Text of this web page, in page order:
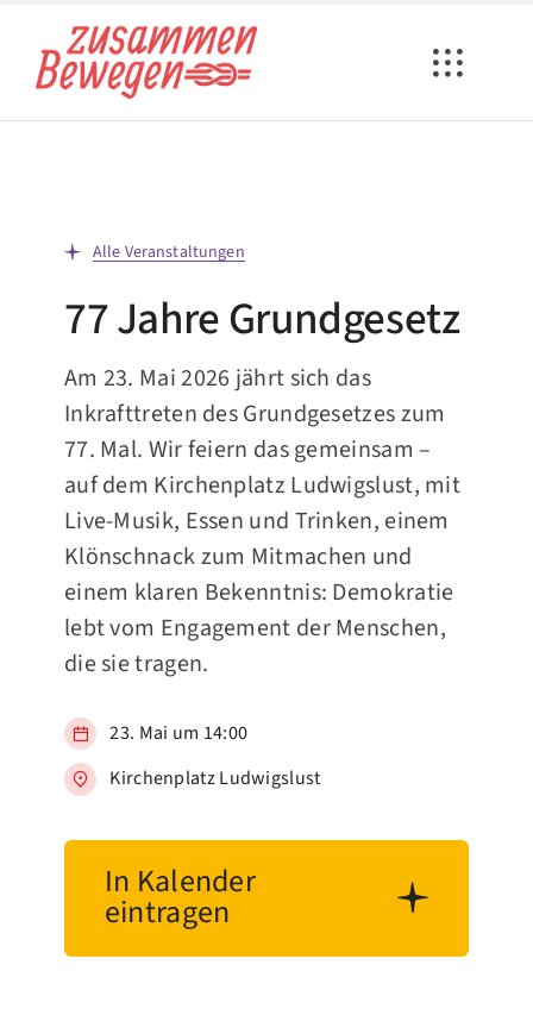
Inhalt
springen
Alle Veranstaltungen
77 Jahre Grundgesetz
Am 23. Mai 2026 jährt sich das
Inkrafttreten des Grundgesetzes zum
77. Mal. Wir feiern das gemeinsam –
auf dem Kirchenplatz Ludwigslust, mit
Live-Musik, Essen und Trinken, einem
Klönschnack zum Mitmachen und
einem klaren Bekenntnis: Demokratie
lebt vom Engagement der Menschen,
die sie tragen.
23. Mai um 14:00
Kirchenplatz Ludwigslust
In Kalender
eintragen